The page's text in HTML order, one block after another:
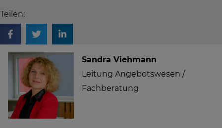
Teilen:
Sandra Viehmann
Leitung Angebotswesen /
Fachberatung